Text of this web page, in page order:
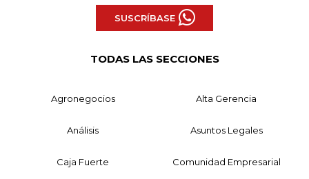
SUSCRÍBASE
TODAS LAS SECCIONES
Agronegocios Alta Gerencia
Análisis Asuntos Legales
Caja Fuerte Comunidad Empresarial